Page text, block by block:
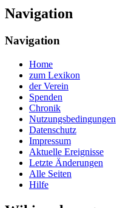
Navigation
Navigation
Home
zum Lexikon
der Verein
Spenden
Chronik
Nutzungsbedingungen
Datenschutz
Impressum
Aktuelle Ereignisse
Letzte Änderungen
Alle Seiten
Hilfe